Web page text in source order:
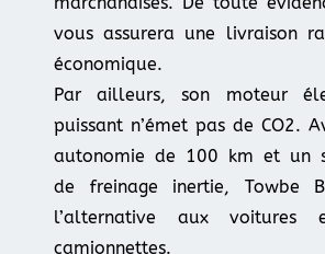
vous assurera une livraison
économique.
Par ailleurs, son moteur
puissant n’émet pas de CO2.
autonomie de 100 km et un
de freinage inertie, Towbe
l’alternative aux voitures
camionnettes.